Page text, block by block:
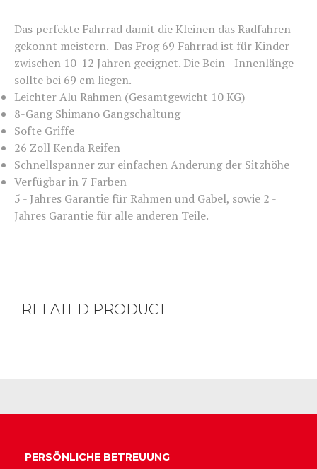
Das perfekte Fahrrad damit die Kleinen das Radfahren
gekonnt meistern. Das Frog 69 Fahrrad ist für Kinder
zwischen 10-12 Jahren geeignet. Die Bein - Innenlänge
sollte bei 69 cm liegen.
Leichter Alu Rahmen (Gesamtgewicht 10 KG)
8-Gang Shimano Gangschaltung
Softe Griffe
26 Zoll Kenda Reifen
Schnellspanner zur einfachen Änderung der Sitzhöhe
Verfügbar in 7 Farben
5 - Jahres Garantie für Rahmen und Gabel, sowie 2 -
Jahres Garantie für alle anderen Teile.
RELATED PRODUCT
PERSÖNLICHE BETREUUNG